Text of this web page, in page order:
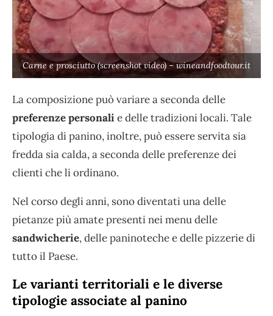
Carne e prosciutto (screenshot video) – wineandfoodtour.it
La composizione può variare a seconda delle
preferenze personalie delle tradizioni locali. Tale
tipologia di panino, inoltre, può essere servita sia
fredda sia calda, a seconda delle preferenze dei
clienti che li ordinano.
Nel corso degli anni, sono diventati una delle
pietanze più amate presenti nei menu delle
sandwicherie, delle paninoteche e delle pizzerie di
tutto il Paese.
Le varianti territoriali e le diverse
tipologie associate al panino